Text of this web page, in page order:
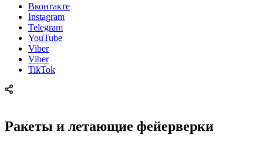
Вконтакте
Instagram
Telegram
YouTube
Viber
Viber
TikTok
Ракеты и летающие фейерверки